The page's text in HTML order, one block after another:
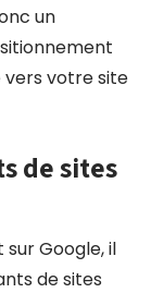
un
votre site
de sites
Google, il
de sites